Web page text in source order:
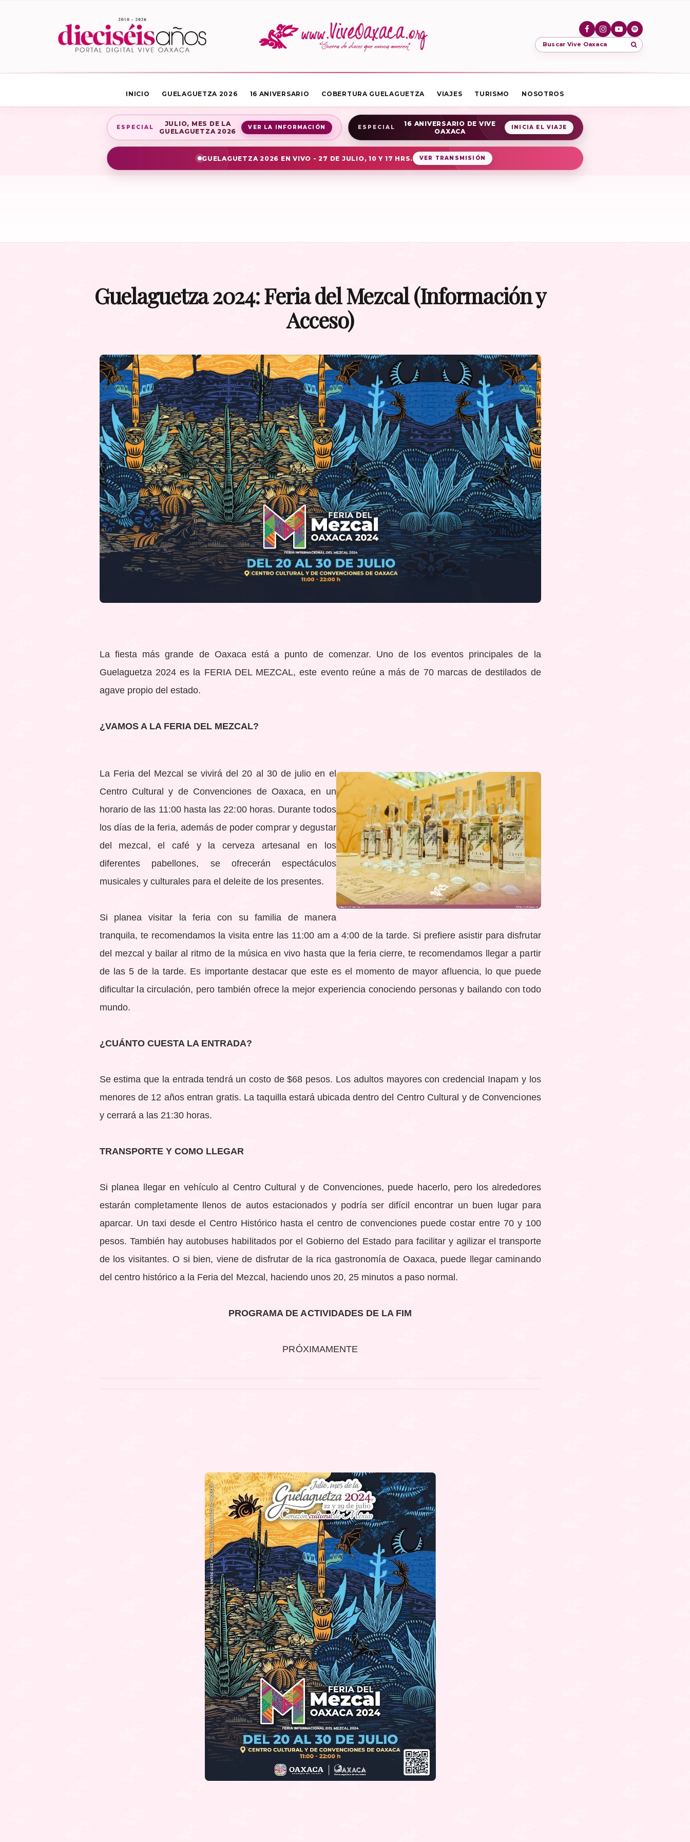
Buscar Vive Oaxaca
INICIO GUELAGUETZA 2026 16 ANIVERSARIO COBERTURA GUELAGUETZA VIAJES TURISMO NOSOTROS
ESPECIAL
JULIO, MES DE LA
GUELAGUETZA 2026
VER LA INFORMACIÓN ESPECIAL
16 ANIVERSARIO DE VIVE
OAXACA
INICIA EL VIAJE
GUELAGUETZA 2026 EN VIVO - 27 DE JULIO, 10 Y 17 HRS. VER TRANSMISIÓN
Guelaguetza 2024: Feria del Mezcal (Información y
Acceso)
La fiesta más grande de Oaxaca está a punto de comenzar. Uno de los eventos principales de la
Guelaguetza 2024 es la FERIA DEL MEZCAL, este evento reúne a más de 70 marcas de destilados de
agave propio del estado.
¿VAMOS A LA FERIA DEL MEZCAL?
La Feria del Mezcal se vivirá del 20 al 30 de julio en el
Centro Cultural y de Convenciones de Oaxaca, en un
horario de las 11:00 hasta las 22:00 horas. Durante todos
los días de la feria, además de poder comprar y degustar
del mezcal, el café y la cerveza artesanal en los
diferentes pabellones, se ofrecerán espectáculos
musicales y culturales para el deleite de los presentes.
Si planea visitar la feria con su familia de manera
tranquila, te recomendamos la visita entre las 11:00 am a 4:00 de la tarde. Si prefiere asistir para disfrutar
del mezcal y bailar al ritmo de la música en vivo hasta que la feria cierre, te recomendamos llegar a partir
de las 5 de la tarde. Es importante destacar que este es el momento de mayor afluencia, lo que puede
dificultar la circulación, pero también ofrece la mejor experiencia conociendo personas y bailando con todo
mundo.
¿CUÁNTO CUESTA LA ENTRADA?
Se estima que la entrada tendrá un costo de $68 pesos. Los adultos mayores con credencial Inapam y los
menores de 12 años entran gratis. La taquilla estará ubicada dentro del Centro Cultural y de Convenciones
y cerrará a las 21:30 horas.
TRANSPORTE Y COMO LLEGAR
Si planea llegar en vehículo al Centro Cultural y de Convenciones, puede hacerlo, pero los alrededores
estarán completamente llenos de autos estacionados y podría ser difícil encontrar un buen lugar para
aparcar. Un taxi desde el Centro Histórico hasta el centro de convenciones puede costar entre 70 y 100
pesos. También hay autobuses habilitados por el Gobierno del Estado para facilitar y agilizar el transporte
de los visitantes. O si bien, viene de disfrutar de la rica gastronomía de Oaxaca, puede llegar caminando
del centro histórico a la Feria del Mezcal, haciendo unos 20, 25 minutos a paso normal.
PROGRAMA DE ACTIVIDADES DE LA FIM
PRÓXIMAMENTE